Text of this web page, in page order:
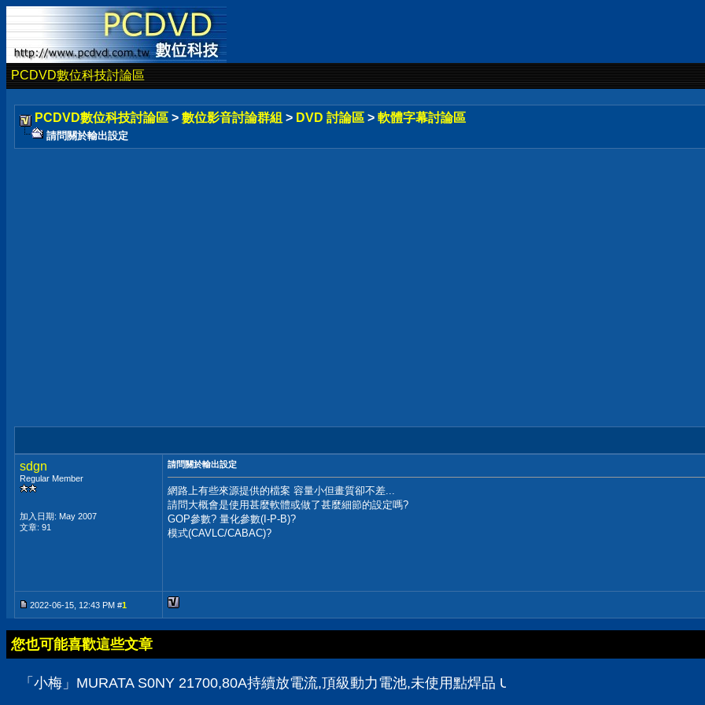
PCDVD數位科技討論區
PCDVD數位科技討論區 > 數位影音討論群組 > DVD 討論區 > 軟體字幕討論區
請問關於輸出設定
sdgn
Regular Member
加入日期: May 2007
文章: 91
請問關於輸出設定
網路上有些來源提供的檔案 容量小但畫質卻不差...
請問大概會是使用甚麼軟體或做了甚麼細節的設定嗎?
GOP參數? 量化參數(I-P-B)?
模式(CAVLC/CABAC)?
2022-06-15, 12:43 PM #1
您也可能喜歡這些文章
「小梅」MURATA S0NY 21700,80A持續放電流,頂級動力電池,未使用點焊品 US21700VX40 US21700VTC6